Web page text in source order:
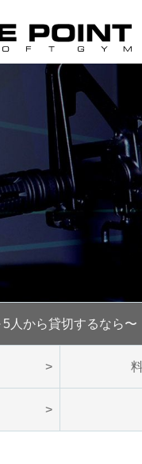
5人から貸切するなら〜